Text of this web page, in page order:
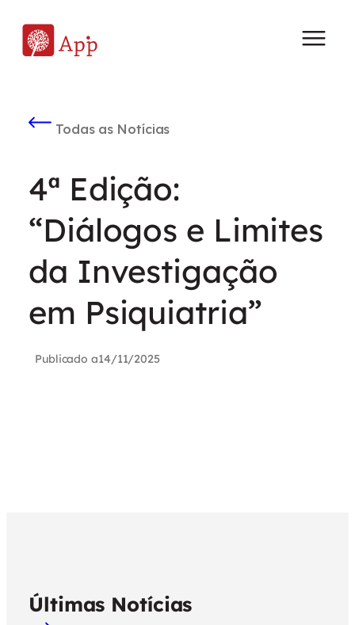
Todas as Notícias
4ª Edição:
“Diálogos e Limites
da Investigação
em Psiquiatria”
Publicado a14/11/2025
Últimas Notícias